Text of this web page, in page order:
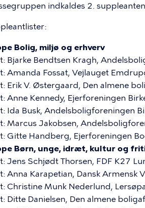
indkaldes 2. suppleanten
Bolig, miljø og erhverv
Bjarke Bendtsen Kragh,
Amanda Fossat, Vejlauget
Erik V. Østergaard, Den almene
Anne Kennedy, Ejerforeningen
Ida Busk, Andelsboligforeningen
Marcus Jakobsen,
Gitte Handberg, Ejerforeningen
Børn, unge, idræt, kultur og
Jens Schjødt Thorsen, FDF K27
Anna Karapetian, Dansk Armensk
Christine Munk Nederlund,
Ditte Danielsen, Den almene